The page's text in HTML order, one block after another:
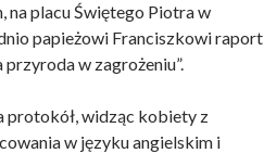
na placu Świętego Piotra w
papieżowi Franciszkowi raport
w zagrożeniu”.
protokół, widząc kobiety z
w języku angielskim i